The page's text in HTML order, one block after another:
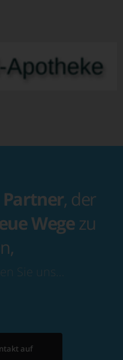
Partner, der
Wegezu
Sie uns…
auf